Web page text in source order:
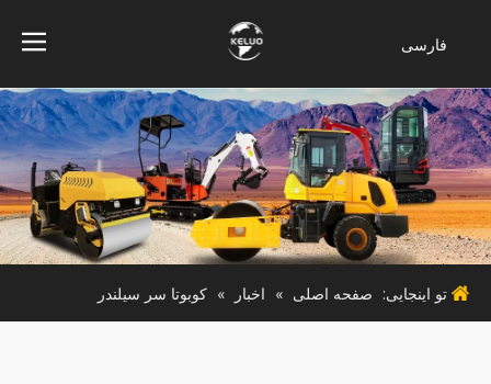
فارسی
indonesia
Türk dili
ไทย
Italiano
Deutsch
Português
Español
تو اینجایی: صفحه اصلی » اخبار » کوبوتا سر سیلندر